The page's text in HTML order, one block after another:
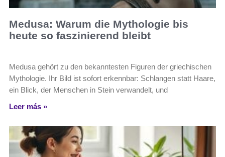
Medusa: Warum die Mythologie bis
heute so faszinierend bleibt
Medusa gehört zu den bekanntesten Figuren der griechischen
Mythologie. Ihr Bild ist sofort erkennbar: Schlangen statt Haare,
ein Blick, der Menschen in Stein verwandelt, und
Leer más »